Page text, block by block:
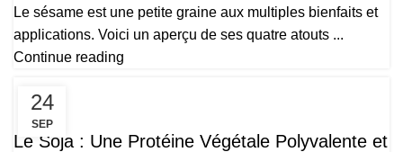
Le sésame est une petite graine aux multiples bienfaits et
applications. Voici un aperçu de ses quatre atouts ...
Continue reading
24
SEP
PRODUITS
Le Soja : Une Protéine Végétale Polyvalente et